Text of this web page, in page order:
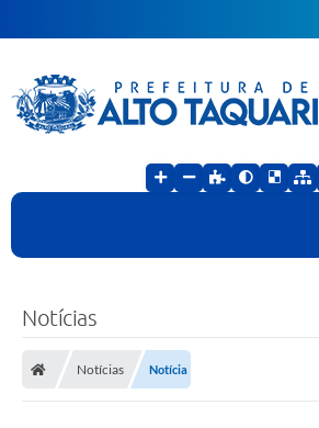
Notícias
Notícias Notícia